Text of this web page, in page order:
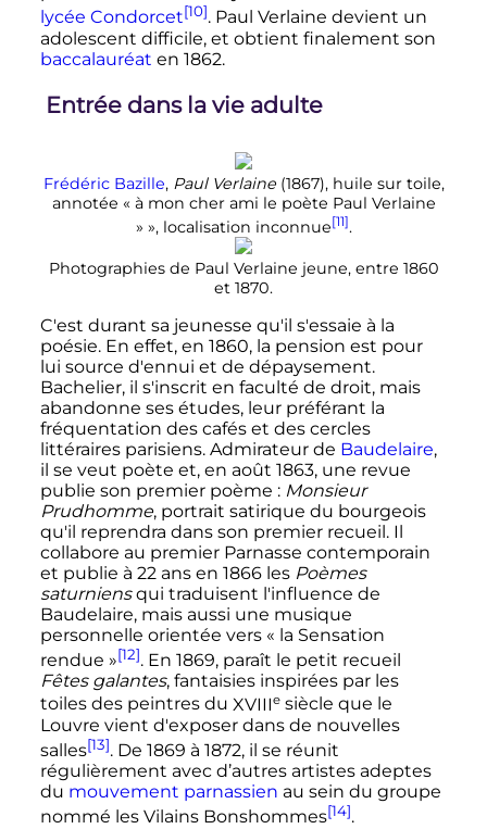
lycée Condorcet[10]. Paul Verlaine devient un
adolescent difficile, et obtient finalement son
baccalauréat en 1862.
Entrée dans la vie adulte
Frédéric Bazille, Paul Verlaine(1867), huile sur toile,
annotée « à mon cher ami le poète Paul Verlaine
» », localisation inconnue[11].
Photographies de Paul Verlaine jeune, entre 1860
et 1870.
C'est durant sa jeunesse qu'il s'essaie à la
poésie. En effet, en 1860, la pension est pour
lui source d'ennui et de dépaysement.
Bachelier, il s'inscrit en faculté de droit, mais
abandonne ses études, leur préférant la
fréquentation des cafés et des cercles
littéraires parisiens. Admirateur de Baudelaire,
il se veut poète et, en août 1863, une revue
publie son premier poème : Monsieur
Prudhomme, portrait satirique du bourgeois
qu'il reprendra dans son premier recueil. Il
collabore au premier Parnasse contemporain
et publie à 22 ansen 1866 les Poèmes
saturniensqui traduisent l'influence de
Baudelaire, mais aussi une musique
personnelle orientée vers « la Sensation
rendue »[12]. En 1869, paraît le petit recueil
Fêtes galantes, fantaisies inspirées par les
toiles des peintres du XVIIIe siècle que le
Louvre vient d'exposer dans de nouvelles
salles[13]. De 1869 à 1872, il se réunit
régulièrement avec d’autres artistes adeptes
du mouvement parnassien au sein du groupe
nommé les Vilains Bonshommes[14].